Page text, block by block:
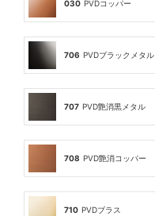
030 PVDコッパー
706 PVDブラックメタル
707 PVD艶消黒メタル
708 PVD艶消コッパー
710 PVDブラス